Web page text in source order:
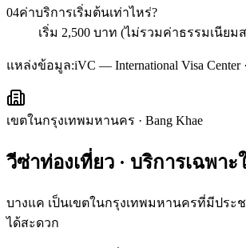
04ค่าบริการเริ่มต้นเท่าไหร่?
เริ่ม 2,500 บาท (ไม่รวมค่าธรรมเนี
แหล่งข้อมูล:iVC — International Visa
เขตในกรุงเทพมหานคร · Bang Khae
วีซ่าท่องเที่ยว · บริการเฉพาะ
บางแค เป็นเขตในกรุงเทพมหานครที่มีประ
ได้สะดวก